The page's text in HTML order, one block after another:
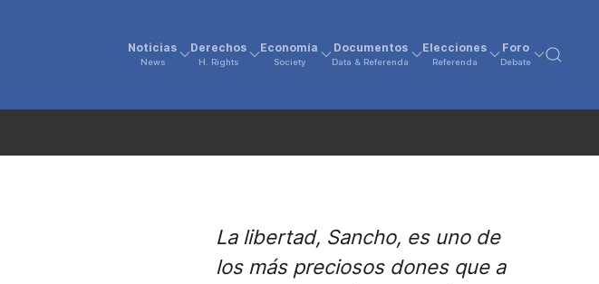
Noticias
News
Derechos
H. Rights
Economía
Society
Documentos
Data & Referenda
Elecciones
Referenda
Foro
Debate
La libertad, Sancho, es uno de
los más preciosos dones que a